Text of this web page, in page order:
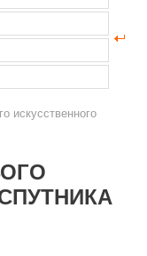
искусственного